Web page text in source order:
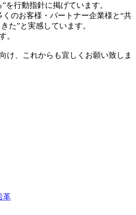
を行動指針に掲げています。
くのお客様・パートナー企業様と“共
た”と実感しています。
。
け、これからも宜しくお願い致しま
革